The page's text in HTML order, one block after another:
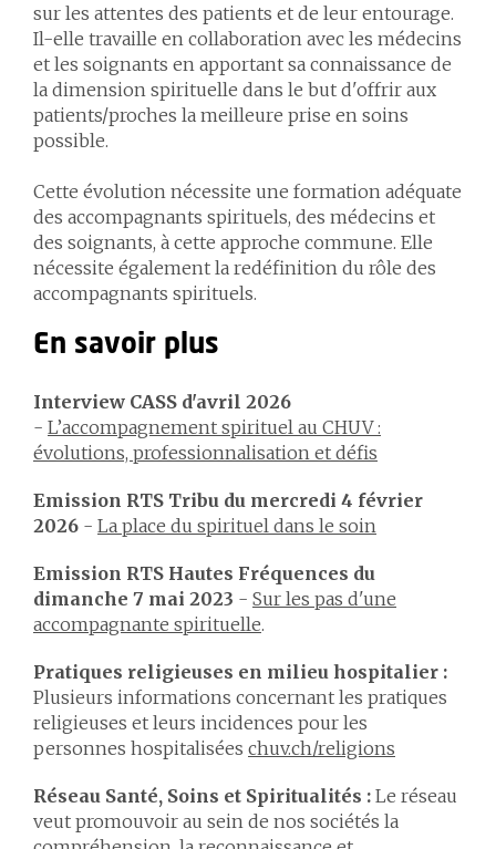
sur les attentes des patients et de leur entourage.
Il-elle travaille en collaboration avec les médecins
et les soignants en apportant sa connaissance de
la dimension spirituelle dans le but d'offrir aux
patients/proches la meilleure prise en soins
possible.
Cette évolution nécessite une formation adéquate
des accompagnants spirituels, des médecins et
des soignants, à cette approche commune. Elle
nécessite également la redéfinition du rôle des
accompagnants spirituels.
En savoir plus
Interview CASS d'avril 2026
- L’accompagnement spirituel au CHUV :
évolutions, professionnalisation et défis
Emission RTS Tribu du mercredi 4 février
2026 - La place du spirituel dans le soin
Emission RTS Hautes Fréquences du
dimanche 7 mai 2023 - Sur les pas d'une
accompagnante spirituelle.
Pratiques religieuses en milieu hospitalier :
Plusieurs informations concernant les pratiques
religieuses et leurs incidences pour les
personnes hospitalisées chuv.ch/religions
Réseau Santé, Soins et Spiritualités : Le réseau
veut promouvoir au sein de nos sociétés la